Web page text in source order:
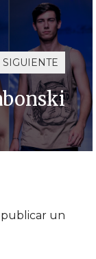
SIGUIENTE
publicar un